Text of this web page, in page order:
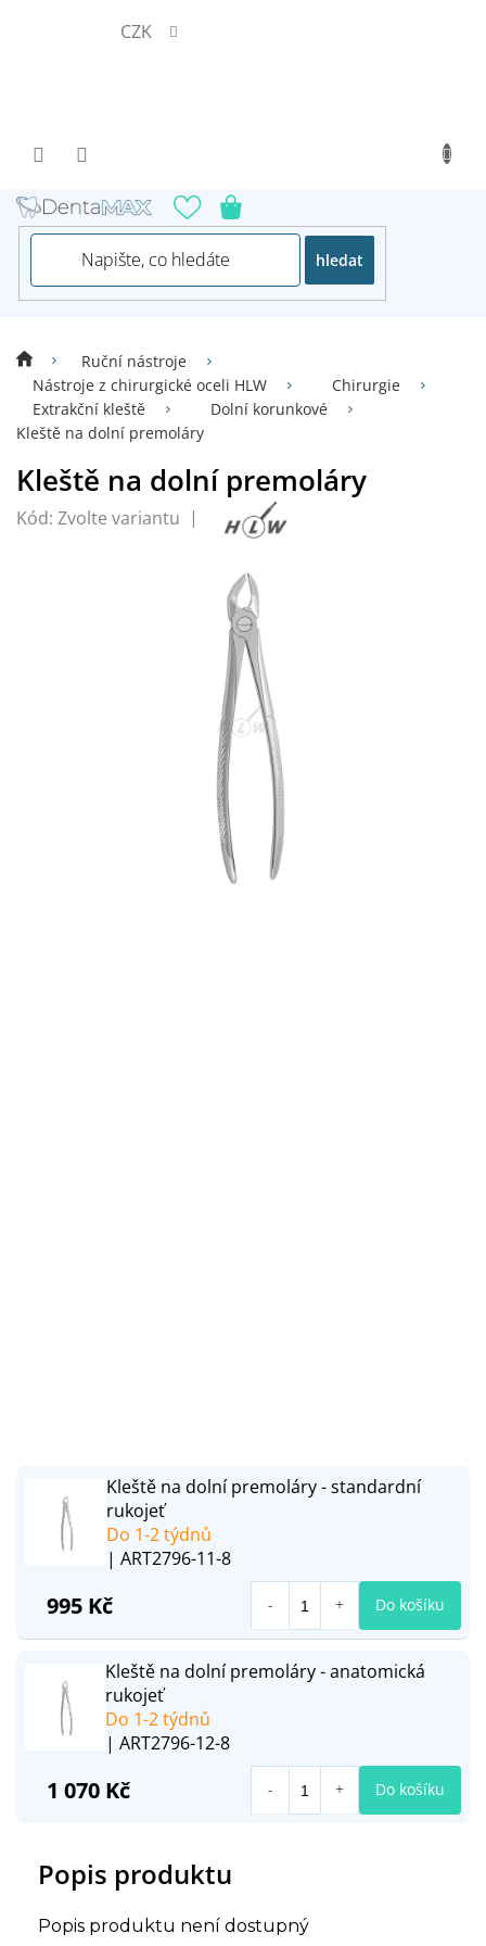
CZK
hledat
Ruční nástroje
Nástroje z chirurgické oceli HLW
Chirurgie
Extrakční kleště
Dolní korunkové
Kleště na dolní premoláry
Kleště na dolní premoláry
Kód: Zvolte variantu
Popis produktu
Popis produktu není dostupný
Kleště na dolní premoláry - standardní
rukojeť
Do 1-2 týdnů
| ART2796-11-8
995 Kč Do košíku
Kleště na dolní premoláry - anatomická
rukojeť
Do 1-2 týdnů
| ART2796-12-8
1 070 Kč Do košíku